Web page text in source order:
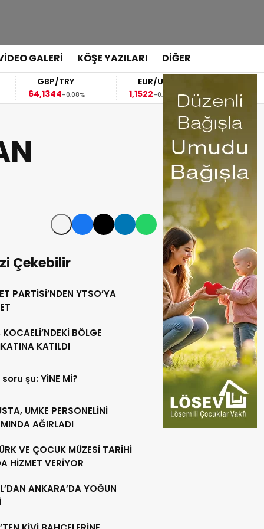
GALERİ KÖŞE YAZILARI DİĞER
GBP/TRY
64,1344-0,08%
EUR/USD
1,1522
-0,03% 3,83%
Çekebilir
PARTİSİ’NDEN YTSO’YA
KOCAELİ’NDEKİ BÖLGE
KATILDI
şu: YİNE Mİ?
UMKE PERSONELİNİ
AĞIRLADI
VE ÇOCUK MÜZESİ TARİHİ
HİZMET VERİYOR
ANKARA’DA YOĞUN